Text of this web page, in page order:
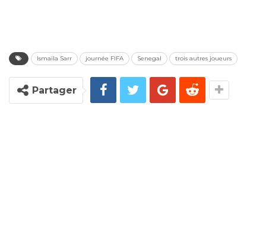
Ismaïla Sarr journée FIFA Senegal trois autres joueurs
Partager